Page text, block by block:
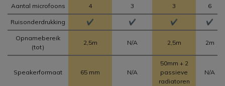
Aantal microfoons 4 3 3 6
Ruisonderdrukking ✔ ✔ ✔ ✔
Opnamebereik
(tot)
2,5m N/A 2,5m 2m
Speakerformaat 65 mm N/A
50mm + 2
passieve
radiatoren
N/A